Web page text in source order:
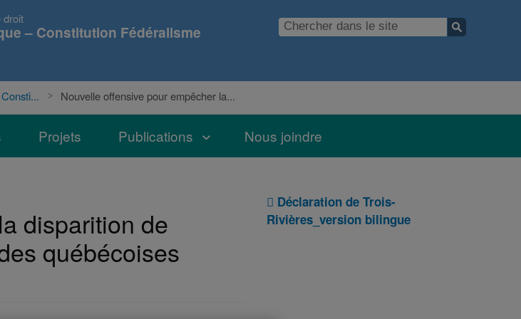
droit
– Constitution Fédéralisme
Nouvelle offensive pour empêcher la...
Projets Publications Nous joindre
disparition de
québécoises
Déclaration de Trois-
Rivières_version bilingue